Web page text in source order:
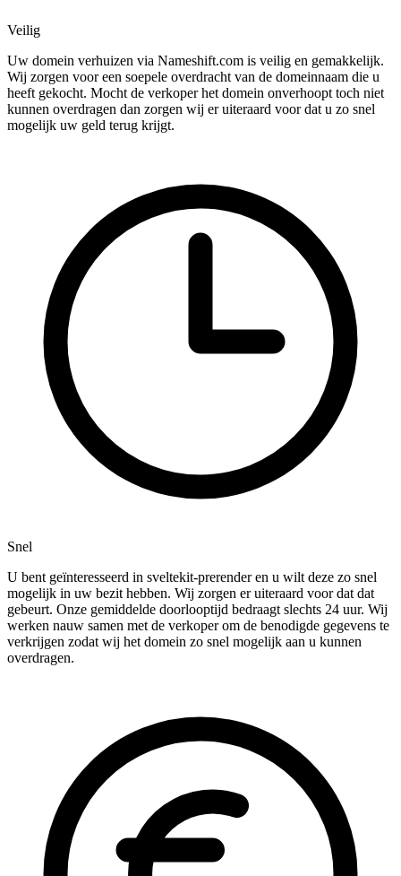
Veilig
Uw domein verhuizen via Nameshift.com is veilig en gemakkelijk.
Wij zorgen voor een soepele overdracht van de domeinnaam die u
heeft gekocht. Mocht de verkoper het domein onverhoopt toch niet
kunnen overdragen dan zorgen wij er uiteraard voor dat u zo snel
mogelijk uw geld terug krijgt.
Snel
U bent geïnteresseerd in sveltekit-prerender en u wilt deze zo snel
mogelijk in uw bezit hebben. Wij zorgen er uiteraard voor dat dat
gebeurt. Onze gemiddelde doorlooptijd bedraagt slechts 24 uur. Wij
werken nauw samen met de verkoper om de benodigde gegevens te
verkrijgen zodat wij het domein zo snel mogelijk aan u kunnen
overdragen.